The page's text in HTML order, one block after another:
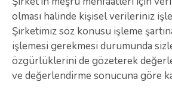
olması halinde kişisel verileriniz
Şirketimiz söz konusu işleme
işlemesi gerekmesi durumunda
özgürlüklerini de gözeterek
ve değerlendirme sonucuna göre